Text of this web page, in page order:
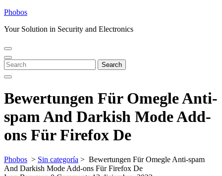
Skip
content
Phobos
Your Solution in Security and Electronics
Open
Menu
Close
Menu
Search
for:
Search
Bewertungen Für Omegle Anti-
spam And Darkish Mode Add-
ons Für Firefox De
Phobos > Sin categoría > Bewertungen Für Omegle Anti-spam
And Darkish Mode Add-ons Für Firefox De